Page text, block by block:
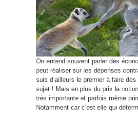
On entend souvent parler des
peut réaliser sur les dépenses
suis d’ailleurs le premier à faire
sujet ! Mais en plus du prix la
très importante et parfois même
Notamment car c’est elle qui